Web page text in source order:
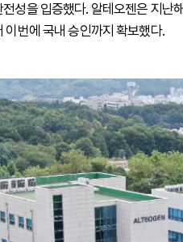
성을 입증했다. 알테오젠은 지난
이번에 국내 승인까지 확보했다.